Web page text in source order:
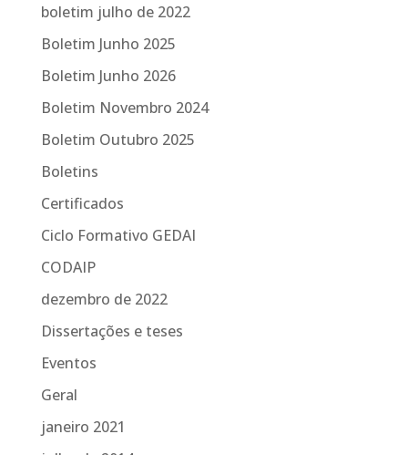
boletim julho de 2022
Boletim Junho 2025
Boletim Junho 2026
Boletim Novembro 2024
Boletim Outubro 2025
Boletins
Certificados
Ciclo Formativo GEDAI
CODAIP
dezembro de 2022
Dissertações e teses
Eventos
Geral
janeiro 2021